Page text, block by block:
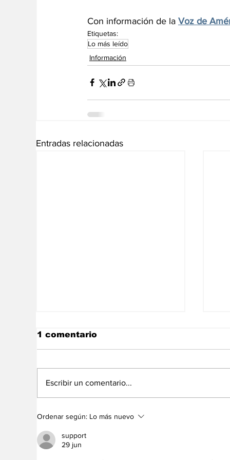
Con información de la Voz de
Etiquetas:
Lo más leído
Información
Entradas relacionadas
Las noticias de
economía del 6Ago en
Venezuela
1 comentario
Escribir un comentario...
Ordenar según: Lo más nuevo
support
29 jun